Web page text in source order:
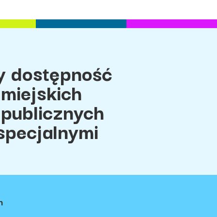
dostępność